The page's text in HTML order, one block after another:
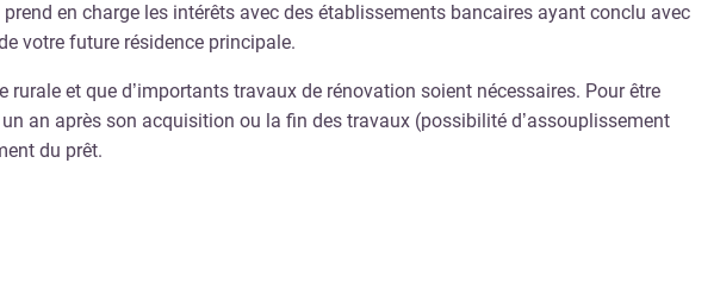
en charge les intérêts avec des établissements bancaires ayant conclu avec
votre future résidence principale.
et que d’importants travaux de rénovation soient nécessaires. Pour être
an après son acquisition ou la fin des travaux (possibilité d’assouplissement
du prêt.